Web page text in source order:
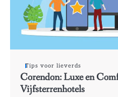
Tips voor lieverds
Corendon: Luxe en
Vijfsterrenhotels